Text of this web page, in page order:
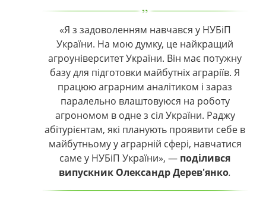
«Я з задоволенням навчався у НУБіП
України. На мою думку, це найкращий
агроуніверситет України. Він має потужну
базу для підготовки майбутніх аграріїв. Я
працюю аграрним аналітиком і зараз
паралельно влаштовуюся на роботу
агрономом в одне з сіл України. Раджу
абітурієнтам, які планують проявити себе в
майбутньому у аграрній сфері, навчатися
саме у НУБіП України», — поділився
випускник Олександр Дерев'янко.